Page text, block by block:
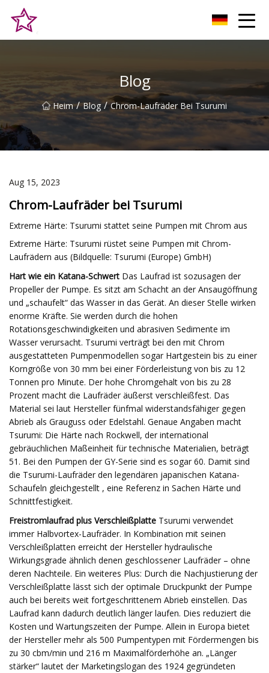
Blog
Heim / Blog / Chrom-Laufräder Bei Tsurumi
Aug 15, 2023
Chrom-Laufräder bei Tsurumi
Extreme Härte: Tsurumi stattet seine Pumpen mit Chrom aus
Extreme Härte: Tsurumi rüstet seine Pumpen mit Chrom-
Laufrädern aus (Bildquelle: Tsurumi (Europe) GmbH)
Hart wie ein Katana-Schwert Das Laufrad ist sozusagen der
Propeller der Pumpe. Es sitzt am Schacht an der Ansaugöffnung
und „schaufelt“ das Wasser in das Gerät. An dieser Stelle wirken
enorme Kräfte. Sie werden durch die hohen
Rotationsgeschwindigkeiten und abrasiven Sedimente im
Wasser verursacht. Tsurumi verträgt bei den mit Chrom
ausgestatteten Pumpenmodellen sogar Hartgestein bis zu einer
Korngröße von 30 mm bei einer Förderleistung von bis zu 12
Tonnen pro Minute. Der hohe Chromgehalt von bis zu 28
Prozent macht die Laufräder äußerst verschleißfest. Das
Material sei laut Hersteller fünfmal widerstandsfähiger gegen
Abrieb als Grauguss oder Edelstahl. Genaue Angaben macht
Tsurumi: Die Härte nach Rockwell, der international
gebräuchlichen Maßeinheit für technische Materialien, beträgt
51. Bei den Pumpen der GY-Serie sind es sogar 60. Damit sind
die Tsurumi-Laufräder den legendären japanischen Katana-
Schaufeln gleichgestellt , eine Referenz in Sachen Härte und
Schnittfestigkeit.
Freistromlaufrad plus Verschleißplatte Tsurumi verwendet
immer Halbvortex-Laufräder. In Kombination mit seinen
Verschleißplatten erreicht der Hersteller hydraulische
Wirkungsgrade ähnlich denen geschlossener Laufräder – ohne
deren Nachteile. Ein weiteres Plus: Durch die Nachjustierung der
Verschleißplatte lässt sich der optimale Druckpunkt der Pumpe
auch bei bereits weit fortgeschrittenem Abrieb einstellen. Das
Laufrad kann dadurch deutlich länger laufen. Dies reduziert die
Kosten und Wartungszeiten der Pumpe. Allein in Europa bietet
der Hersteller mehr als 500 Pumpentypen mit Fördermengen bis
zu 30 cbm/min und 216 m Maximalförderhöhe an. „Länger
stärker“ lautet der Marketingslogan des 1924 gegründeten